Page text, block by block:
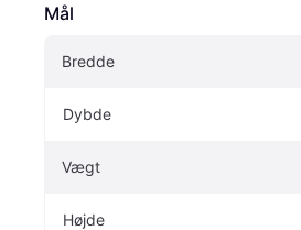
Mål
Bredde
Dybde
Vægt
Højde